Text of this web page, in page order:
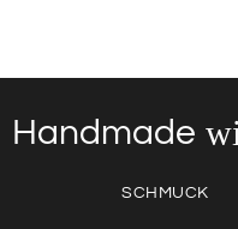
Handmade
SCHMUCK